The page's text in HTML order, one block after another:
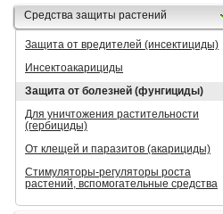
Средства защиты растений
Защита от вредителей (инсектициды)
Инсектоакарициды
Защита от болезней (фунгициды)
Для уничтожения растительности
(гербициды)
От клещей и паразитов (акарициды)
Стимуляторы-регуляторы роста
растений, вспомогательные средства